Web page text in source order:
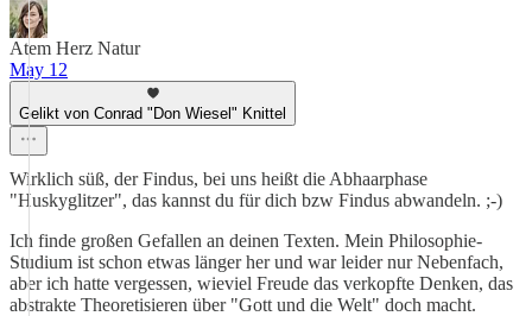
Atem Herz Natur
May 12
Gelikt von Conrad "Don Wiesel" Knittel
Wirklich süß, der Findus, bei uns heißt die Abhaarphase
"Huskyglitzer", das kannst du für dich bzw Findus abwandeln. ;-)
Ich finde großen Gefallen an deinen Texten. Mein Philosophie-
Studium ist schon etwas länger her und war leider nur Nebenfach,
aber ich hatte vergessen, wieviel Freude das verkopfte Denken, das
abstrakte Theoretisieren über "Gott und die Welt" doch macht.